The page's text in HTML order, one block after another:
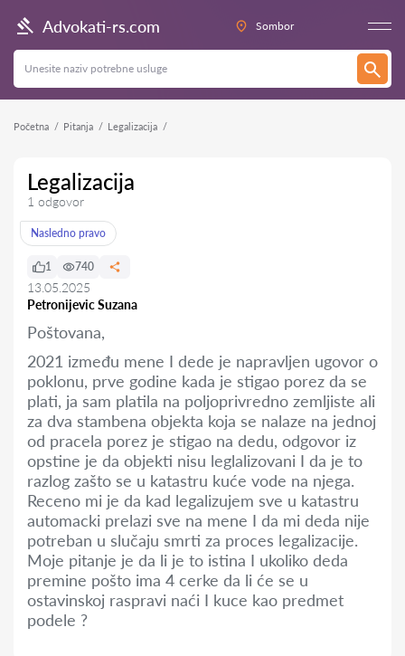
Advokati-rs.com Sombor
Početna Pitanja Legalizacija
Legalizacija
1 odgovor
Nasledno pravo
Petronijevic Suzana
1 740
13.05.2025
Poštovana,
2021 između mene I dede je napravljen ugovor o
poklonu, prve godine kada je stigao porez da se
plati, ja sam platila na poljoprivredno zemljiste ali
za dva stambena objekta koja se nalaze na jednoj
od pracela porez je stigao na dedu, odgovor iz
opstine je da objekti nisu leglalizovani I da je to
razlog zašto se u katastru kuće vode na njega.
Receno mi je da kad legalizujem sve u katastru
automacki prelazi sve na mene I da mi deda nije
potreban u slučaju smrti za proces legalizacije.
Moje pitanje je da li je to istina I ukoliko deda
premine pošto ima 4 cerke da li će se u
ostavinskoj raspravi naći I kuce kao predmet
podele ?